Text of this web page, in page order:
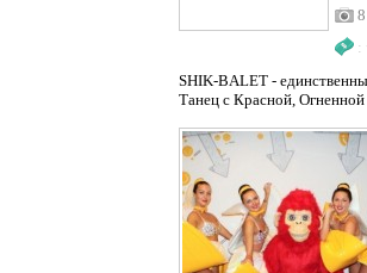
8
:
SHIK-BALET -
Танец с Красной,